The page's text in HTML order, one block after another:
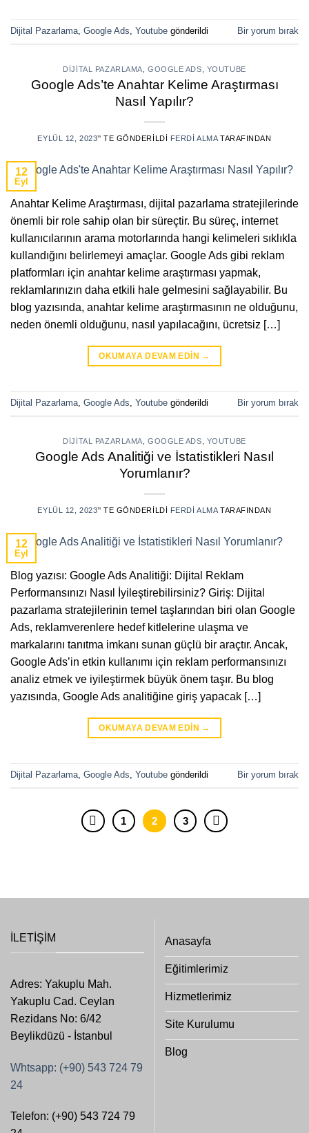
Dijital Pazarlama, Google Ads, Youtube gönderildi Bir yorum bırak
DIJITAL PAZARLAMA GOOGLE ADS YOUTUBE
Google Ads’te Anahtar Kelime Araştırması
Nasıl Yapılır?
EYLÜL 12, 2023’' TE GÖNDERILDI FERDI ALMATARAFINDAN
12
Eyl
Anahtar Kelime Araştırması, dijital pazarlama stratejilerinde
önemli bir role sahip olan bir süreçtir. Bu süreç, internet
kullanıcılarının arama motorlarında hangi kelimeleri sıklıkla
kullandığını belirlemeyi amaçlar. Google Ads gibi reklam
platformları için anahtar kelime araştırması yapmak,
reklamlarınızın daha etkili hale gelmesini sağlayabilir. Bu
blog yazısında, anahtar kelime araştırmasının ne olduğunu,
neden önemli olduğunu, nasıl yapılacağını, ücretsiz […]
OKUMAYA DEVAM EDIN →
Dijital Pazarlama, Google Ads, Youtube gönderildi Bir yorum bırak
DIJITAL PAZARLAMA GOOGLE ADS YOUTUBE
Google Ads Analitiği ve İstatistikleri Nasıl
Yorumlanır?
EYLÜL 12, 2023’' TE GÖNDERILDI FERDI ALMATARAFINDAN
12
Eyl
Blog yazısı: Google Ads Analitiği: Dijital Reklam
Performansınızı Nasıl İyileştirebilirsiniz? Giriş: Dijital
pazarlama stratejilerinin temel taşlarından biri olan Google
Ads, reklamverenlere hedef kitlelerine ulaşma ve
markalarını tanıtma imkanı sunan güçlü bir araçtır. Ancak,
Google Ads’in etkin kullanımı için reklam performansınızı
analiz etmek ve iyileştirmek büyük önem taşır. Bu blog
yazısında, Google Ads analitiğine giriş yapacak […]
OKUMAYA DEVAM EDIN →
Dijital Pazarlama Google Ads Youtube gönderildi Bir yorum bırak
1 2 3
İLETIŞIM
Adres: Yakuplu Mah.
Yakuplu Cad. Ceylan
Rezidans No: 6/42
Beylikdüzü - İstanbul
Whtsapp: (+90) 543 724 79
24
Telefon: (+90) 543 724 79
Anasayfa
Eğitimlerimiz
Hizmetlerimiz
Site Kurulumu
Blog